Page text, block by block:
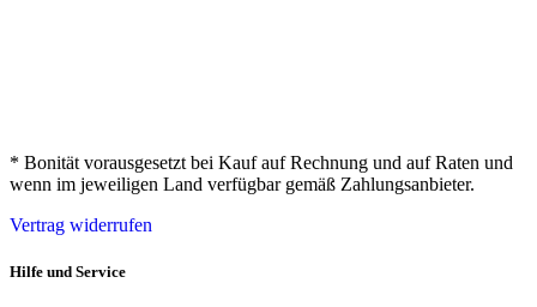
* Bonität vorausgesetzt bei Kauf auf Rechnung und auf Raten und
wenn im jeweiligen Land verfügbar gemäß Zahlungsanbieter.
Vertrag widerrufen
Hilfe und Service